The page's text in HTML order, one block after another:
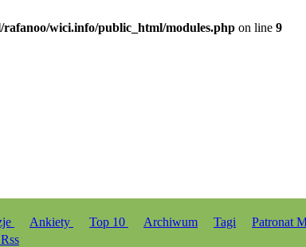
wici.info/public_html/modules.php on line 9
Ankiety Top 10 Archiwum Tagi Patronat
Rss